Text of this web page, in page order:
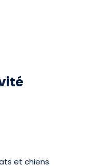
et chiens